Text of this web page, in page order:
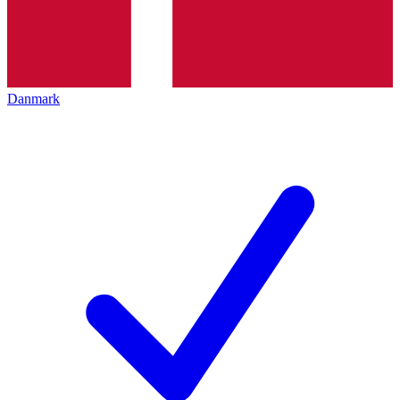
Danmark